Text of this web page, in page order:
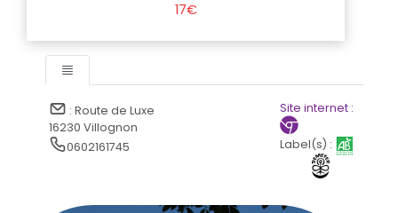
17€
: Route de Luxe
16230 Villognon
0602161745
Site internet :
Label(s) :